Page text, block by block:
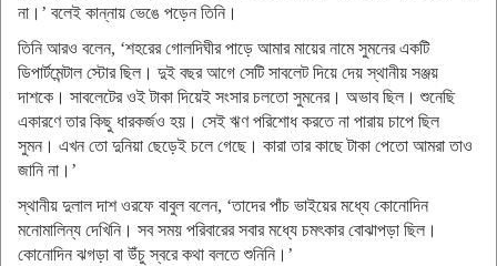
না।’ বলেই কান্নায় ভেঙে পড়েন তিনি।
তিনি আরও বলেন, ‘শহরের গোলদিঘীর পাড়ে আমার মায়ের নামে সুমনের একটি
ডিপার্টমেন্টাল স্টোর ছিল। দুই বছর আগে সেটি সাবলেট দিয়ে দেয় স্থানীয় সঞ্জয়
দাশকে। সাবলেটের ওই টাকা দিয়েই সংসার চলতো সুমনের। অভাব ছিল। শুনেছি
একারণে তার কিছু ধারকর্জও হয়। সেই ঋণ পরিশোধ করতে না পারায় চাপে ছিল
সুমন। এখন তো দুনিয়া ছেড়েই চলে গেছে। কারা তার কাছে টাকা পেতো আমরা তাও
জানি না।’
স্থানীয় দুলাল দাশ ওরফে বাবুল বলেন, ‘তাদের পাঁচ ভাইয়ের মধ্যে কোনোদিন
মনোমালিন্য দেখিনি। সব সময় পরিবারের সবার মধ্যে চমৎকার বোঝাপড়া ছিল।
কোনোদিন ঝগড়া বা উঁচু স্বরে কথা বলতে শুনিনি।’